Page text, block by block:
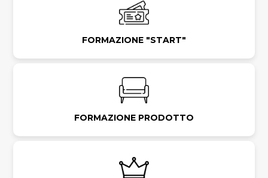
FORMAZIONE "START"
FORMAZIONE PRODOTTO